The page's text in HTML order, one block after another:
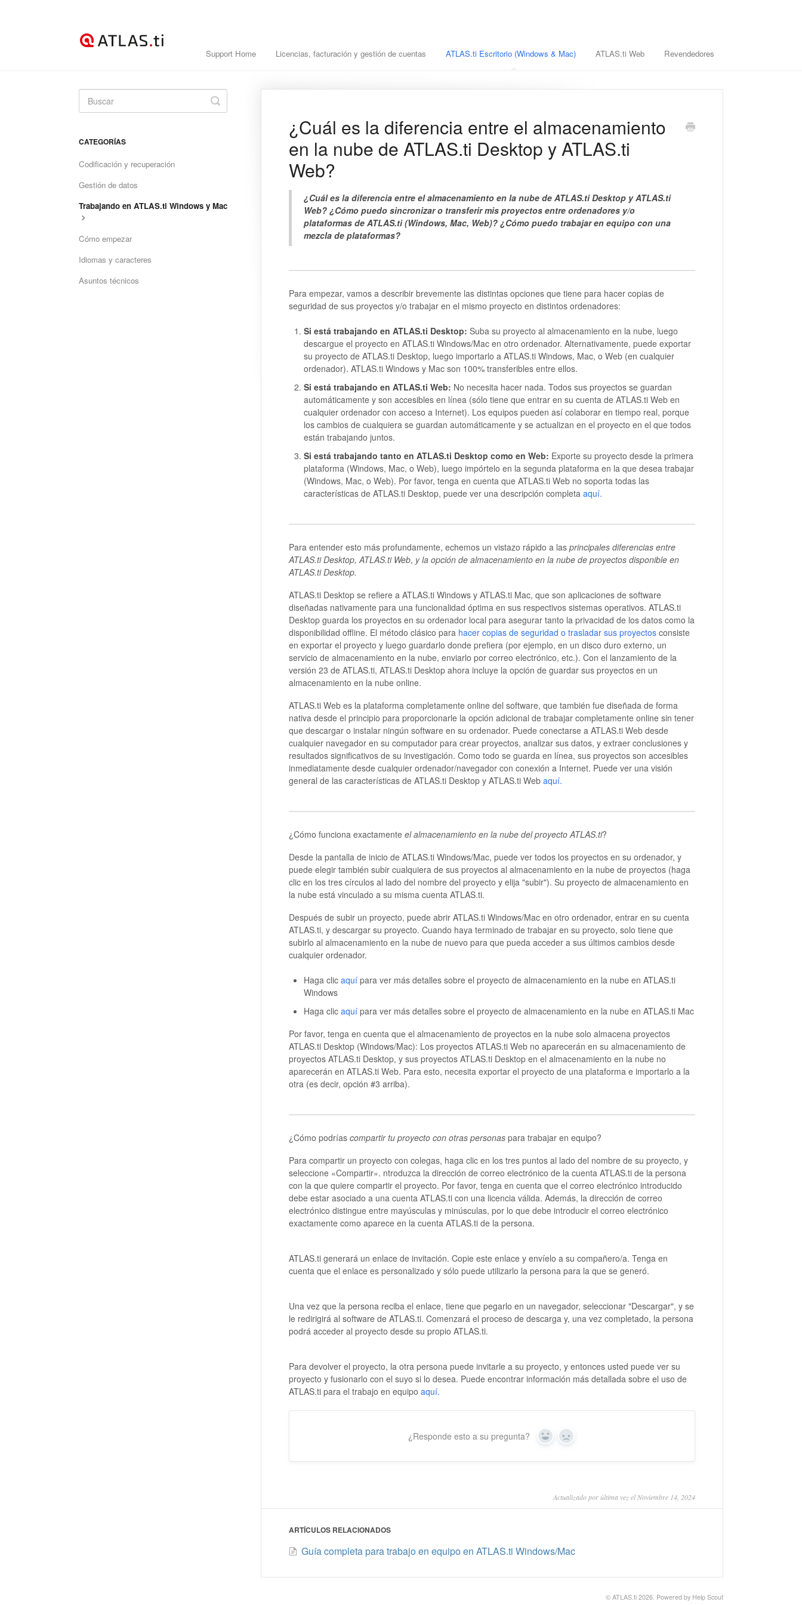
Support Home Licencias, facturación y gestión de cuentas ATLAS.ti Escritorio (Windows & Mac) ATLAS.ti Web Revendedores
¿Cuál es la diferencia entre el almacenamiento
en la nube de ATLAS.ti Desktop y ATLAS.ti
Web?
¿Cuál es la diferencia entre el almacenamiento en la nube de ATLAS.ti Desktop y ATLAS.ti
Web? ¿Cómo puedo sincronizar o transferir mis proyectos entre ordenadores y/o
plataformas de ATLAS.ti (Windows, Mac, Web)? ¿Cómo puedo trabajar en equipo con una
mezcla de plataformas?
Para empezar, vamos a describir brevemente las distintas opciones que tiene para hacer copias de
seguridad de sus proyectos y/o trabajar en el mismo proyecto en distintos ordenadores:
Si está trabajando en ATLAS.ti Desktop: Suba su proyecto al almacenamiento en la nube, luego
descargue el proyecto en ATLAS.ti Windows/Mac en otro ordenador. Alternativamente, puede exportar
su proyecto de ATLAS.ti Desktop, luego importarlo a ATLAS.ti Windows, Mac, o Web (en cualquier
ordenador). ATLAS.ti Windows y Mac son 100% transferibles entre ellos.
Si está trabajando en ATLAS.ti Web: No necesita hacer nada. Todos sus proyectos se guardan
automáticamente y son accesibles en línea (sólo tiene que entrar en su cuenta de ATLAS.ti Web en
cualquier ordenador con acceso a Internet). Los equipos pueden así colaborar en tiempo real, porque
los cambios de cualquiera se guardan automáticamente y se actualizan en el proyecto en el que todos
están trabajando juntos.
Si está trabajando tanto en ATLAS.ti Desktop como en Web: Exporte su proyecto desde la primera
plataforma (Windows, Mac, o Web), luego impórtelo en la segunda plataforma en la que desea trabajar
(Windows, Mac, o Web). Por favor, tenga en cuenta que ATLAS.ti Web no soporta todas las
características de ATLAS.ti Desktop, puede ver una descripción completa aquí.
Para entender esto más profundamente, echemos un vistazo rápido a las principales diferencias entre
ATLAS.ti Desktop, ATLAS.ti Web, y la opción de almacenamiento en la nube de proyectos disponible en
ATLAS.ti Desktop.
ATLAS.ti Desktop se refiere a ATLAS.ti Windows y ATLAS.ti Mac, que son aplicaciones de software
diseñadas nativamente para una funcionalidad óptima en sus respectivos sistemas operativos. ATLAS.ti
Desktop guarda los proyectos en su ordenador local para asegurar tanto la privacidad de los datos como la
disponibilidad offline. El método clásico para hacer copias de seguridad o trasladar sus proyectosconsiste
en exportar el proyecto y luego guardarlo donde prefiera (por ejemplo, en un disco duro externo, un
servicio de almacenamiento en la nube, enviarlo por correo electrónico, etc.). Con el lanzamiento de la
versión 23 de ATLAS.ti, ATLAS.ti Desktop ahora incluye la opción de guardar sus proyectos en un
almacenamiento en la nube online.
ATLAS.ti Web es la plataforma completamente online del software, que también fue diseñada de forma
nativa desde el principio para proporcionarle la opción adicional de trabajar completamente online sin tener
que descargar o instalar ningún software en su ordenador. Puede conectarse a ATLAS.ti Web desde
cualquier navegador en su computador para crear proyectos, analizar sus datos, y extraer conclusiones y
resultados significativos de su investigación. Como todo se guarda en línea, sus proyectos son accesibles
inmediatamente desde cualquier ordenador/navegador con conexión a Internet. Puede ver una visión
general de las características de ATLAS.ti Desktop y ATLAS.ti Web aquí.
¿Cómo funciona exactamente el almacenamiento en la nube del proyecto ATLAS.ti?
Desde la pantalla de inicio de ATLAS.ti Windows/Mac, puede ver todos los proyectos en su ordenador, y
puede elegir también subir cualquiera de sus proyectos al almacenamiento en la nube de proyectos (haga
clic en los tres círculos al lado del nombre del proyecto y elija "subir"). Su proyecto de almacenamiento en
la nube está vinculado a su misma cuenta ATLAS.ti.
Después de subir un proyecto, puede abrir ATLAS.ti Windows/Mac en otro ordenador, entrar en su cuenta
ATLAS.ti, y descargar su proyecto. Cuando haya terminado de trabajar en su proyecto, solo tiene que
subirlo al almacenamiento en la nube de nuevo para que pueda acceder a sus últimos cambios desde
cualquier ordenador.
Haga clic aquípara ver más detalles sobre el proyecto de almacenamiento en la nube en ATLAS.ti
Windows
Haga clic aquípara ver más detalles sobre el proyecto de almacenamiento en la nube en ATLAS.ti Mac
Por favor, tenga en cuenta que el almacenamiento de proyectos en la nube solo almacena proyectos
ATLAS.ti Desktop (Windows/Mac): Los proyectos ATLAS.ti Web no aparecerán en su almacenamiento de
proyectos ATLAS.ti Desktop, y sus proyectos ATLAS.ti Desktop en el almacenamiento en la nube no
aparecerán en ATLAS.ti Web. Para esto, necesita exportar el proyecto de una plataforma e importarlo a la
otra (es decir, opción #3 arriba).
¿Cómo podrías compartir tu proyecto con otras personaspara trabajar en equipo?
Para compartir un proyecto con colegas, haga clic en los tres puntos al lado del nombre de su proyecto, y
seleccione «Compartir». ntroduzca la dirección de correo electrónico de la cuenta ATLAS.ti de la persona
con la que quiere compartir el proyecto. Por favor, tenga en cuenta que el correo electrónico introducido
debe estar asociado a una cuenta ATLAS.ti con una licencia válida. Además, la dirección de correo
electrónico distingue entre mayúsculas y minúsculas, por lo que debe introducir el correo electrónico
exactamente como aparece en la cuenta ATLAS.ti de la persona.
ATLAS.ti generará un enlace de invitación. Copie este enlace y envíelo a su compañero/a. Tenga en
cuenta que el enlace es personalizado y sólo puede utilizarlo la persona para la que se generó.
Una vez que la persona reciba el enlace, tiene que pegarlo en un navegador, seleccionar "Descargar", y se
le redirigirá al software de ATLAS.ti. Comenzará el proceso de descarga y, una vez completado, la persona
podrá acceder al proyecto desde su propio ATLAS.ti.
Para devolver el proyecto, la otra persona puede invitarle a su proyecto, y entonces usted puede ver su
proyecto y fusionarlo con el suyo si lo desea. Puede encontrar información más detallada sobre el uso de
ATLAS.ti para el trabajo en equipo aquí.
¿Responde esto a su pregunta? Yes No
Actualizado por última vez el Noviembre 14, 2024
ARTÍCULOS RELACIONADOS
Guía completa para trabajo en equipo en ATLAS.ti Windows/Mac
Toggle
Search
CATEGORÍAS
Codificación y recuperación
Gestión de datos
Trabajando en ATLAS.ti Windows y Mac
Cómo empezar
Idiomas y caracteres
Asuntos técnicos
© ATLAS.ti 2026. Powered by Help Scout